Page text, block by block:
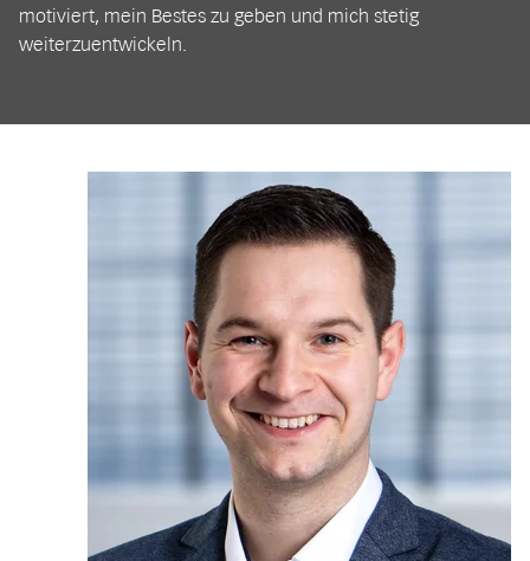
motiviert, mein Bestes zu geben und mich stetig
weiterzuentwickeln.